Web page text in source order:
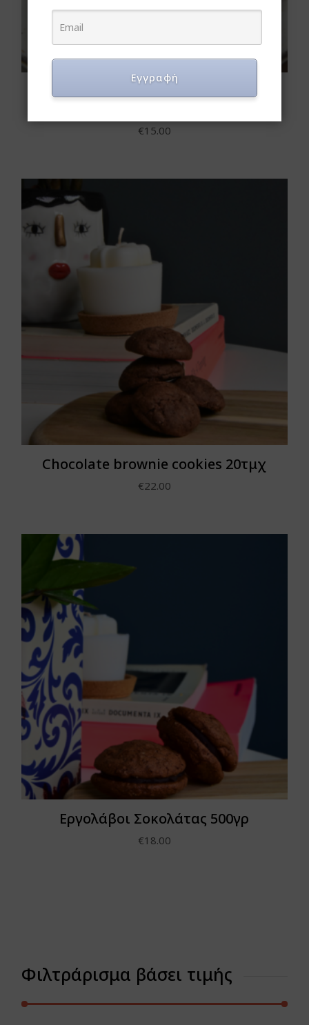
Καραμελωμένοι Ξηροί καρποί με
€15.00
Chocolate brownie cookies 20τμχ
€22.00
Εργολάβοι Σοκολάτας 500γρ
€18.00
Φιλτράρισμα βάσει τιμής
Εγγραφή